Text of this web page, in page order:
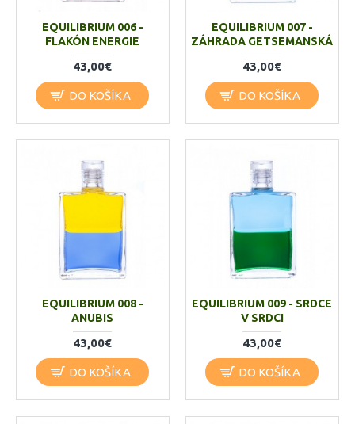
EQUILIBRIUM 006 -
FLAKÓN ENERGIE
43,00€
DO KOŠÍKA
EQUILIBRIUM 007 -
ZÁHRADA GETSEMANSKÁ
43,00€
DO KOŠÍKA
EQUILIBRIUM 008 -
ANUBIS
43,00€
DO KOŠÍKA
EQUILIBRIUM 009 - SRDCE
V SRDCI
43,00€
DO KOŠÍKA